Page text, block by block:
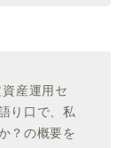
産運用セ
り口で、私
？の概要を